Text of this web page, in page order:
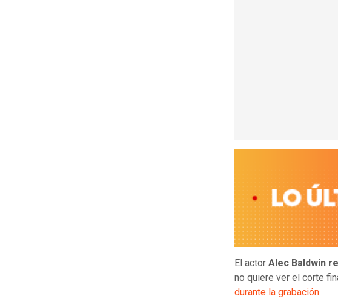
El actor Alec Baldwin
no quiere ver el corte
durante la grabación.